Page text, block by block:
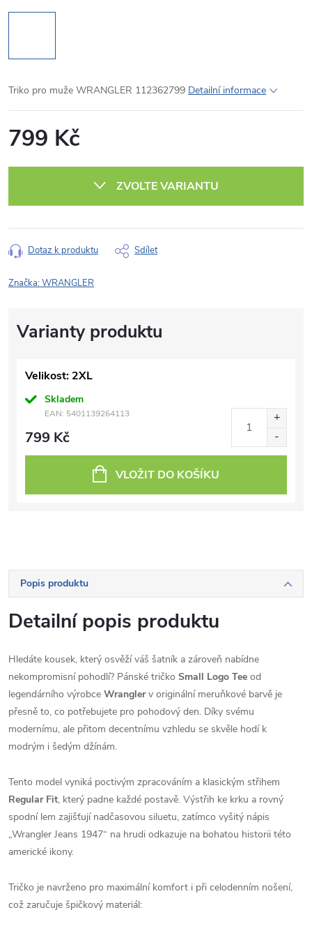
Triko pro muže WRANGLER 112362799 Detailní informace
799 Kč
ZVOLTE VARIANTU
Dotaz k produktu Sdílet
Značka:WRANGLER
Velikost: 2XL
Skladem
EAN: 5401139264113
799 Kč
VLOŽIT DO KOŠÍKU
Popis produktu
Detailní popis produktu
Hledáte kousek, který osvěží váš šatník a zároveň nabídne
nekompromisní pohodlí? Pánské tričko Small Logo Tee od
legendárního výrobce Wranglerv originální meruňkové barvě je
přesně to, co potřebujete pro pohodový den. Díky svému
modernímu, ale přitom decentnímu vzhledu se skvěle hodí k
modrým i šedým džínám.
Tento model vyniká poctivým zpracováním a klasickým střihem
Regular Fit, který padne každé postavě. Výstřih ke krku a rovný
spodní lem zajišťují nadčasovou siluetu, zatímco vyšitý nápis
„Wrangler Jeans 1947“ na hrudi odkazuje na bohatou historii této
americké ikony.
Tričko je navrženo pro maximální komfort i při celodenním nošení,
což zaručuje špičkový materiál: